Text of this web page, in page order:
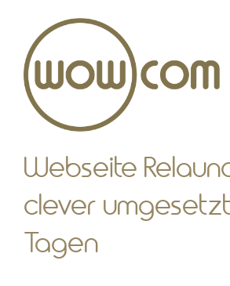
Inhalt
springen
Webseite
clever
Tagen